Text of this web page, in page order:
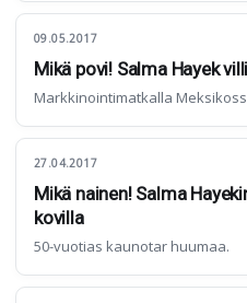
09.05.2017
Mikä povi! Salma Hayek
Markkinointimatkalla
27.04.2017
Mikä nainen! Salma
kovilla
50-vuotias kaunotar huumaa.